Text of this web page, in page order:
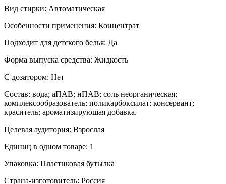
Вид стирки: Автоматическая
Особенности применения: Концентрат
Подходит для детского белья: Да
Форма выпуска средства: Жидкость
С дозатором: Нет
Состав: вода; аПАВ; нПАВ; соль неорганическая;
комплексообразователь; поликарбоксилат; консервант;
краситель; ароматизирующая добавка.
Целевая аудитория: Взрослая
Единиц в одном товаре: 1
Упаковка: Пластиковая бутылка
Страна-изготовитель: Россия